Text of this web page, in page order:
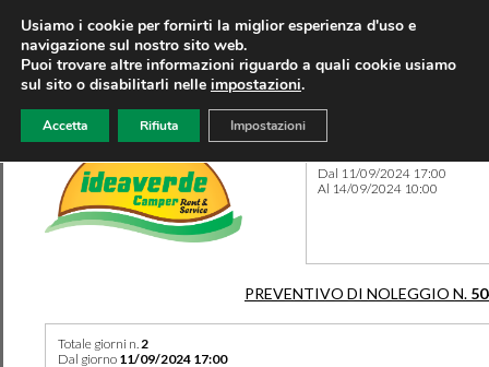
Dal 11/09/2024 17:00
Al 14/09/2024 10:00
PREVENTIVO DI NOLEGGIO N.
Totale giorni n.2
Dal giorno 11/09/2024 17:00
Usiamo i cookie per fornirti la miglior esperienza d'uso e
navigazione sul nostro sito web.
Puoi trovare altre informazioni riguardo a quali cookie usiamo
sul sito o disabilitarli nelle impostazioni.
Accetta Rifiuta Impostazioni